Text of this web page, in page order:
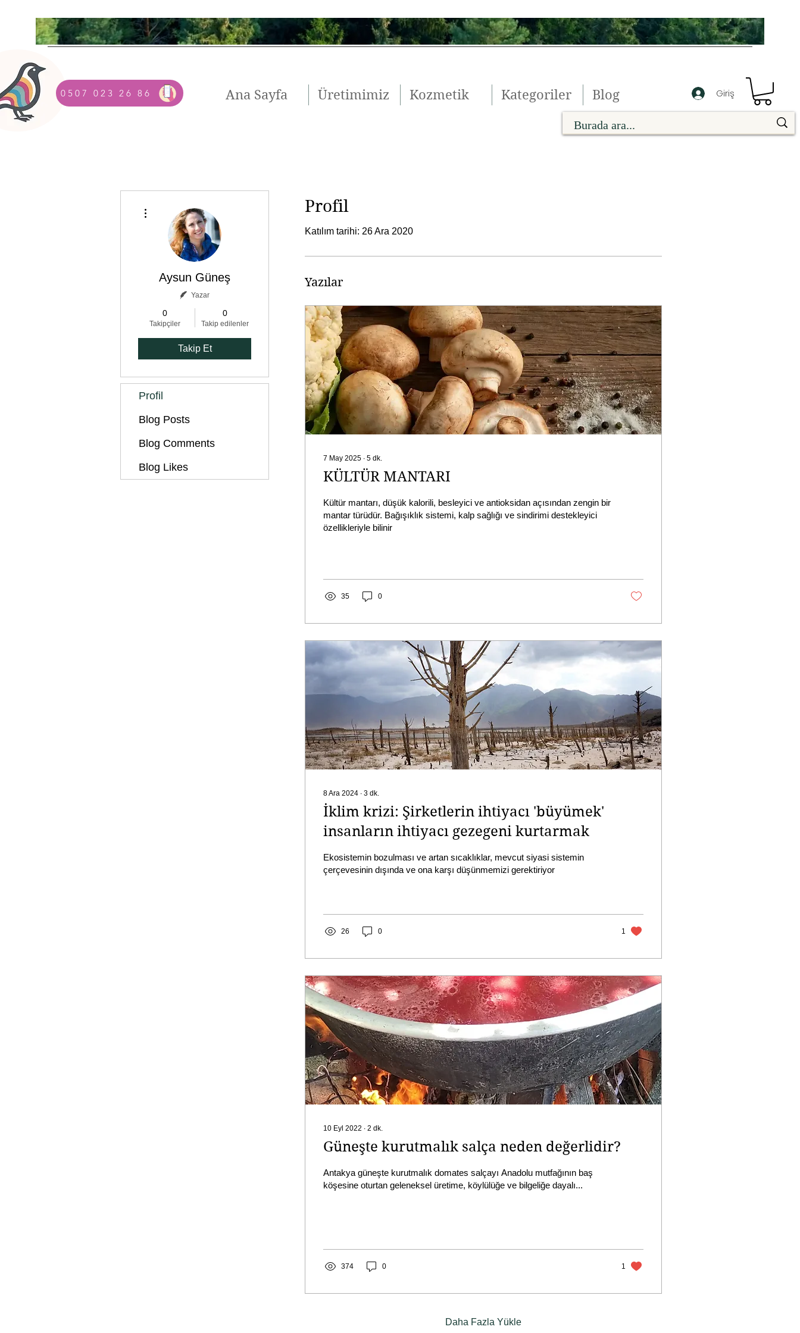
0507 023 26 86 Ana Sayfa Üretimimiz Kozmetik Kategoriler Blog Giriş
Profil
Katılım tarihi: 26 Ara 2020
Yazılar
7 May 2025 ∙ 5 dk.
KÜLTÜR MANTARI
Kültür mantarı, düşük kalorili, besleyici ve antioksidan açısından zengin bir
mantar türüdür. Bağışıklık sistemi, kalp sağlığı ve sindirimi destekleyici
özellikleriyle bilinir
35 0
8 Ara 2024 ∙ 3 dk.
İklim krizi: Şirketlerin ihtiyacı 'büyümek'
insanların ihtiyacı gezegeni kurtarmak
Ekosistemin bozulması ve artan sıcaklıklar, mevcut siyasi sistemin
çerçevesinin dışında ve ona karşı düşünmemizi gerektiriyor
26 0 1
10 Eyl 2022 ∙ 2 dk.
Güneşte kurutmalık salça neden değerlidir?
Antakya güneşte kurutmalık domates salçayı Anadolu mutfağının baş
köşesine oturtan geleneksel üretime, köylülüğe ve bilgeliğe dayalı...
374 0 1
Daha Fazla Yükle
Aysun Güneş
Yazar
0
Takipçiler
0
Takip edilenler
Takip Et
Profil
Blog Posts
Blog Comments
Blog Likes